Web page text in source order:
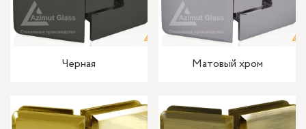
Черная Матовый хром